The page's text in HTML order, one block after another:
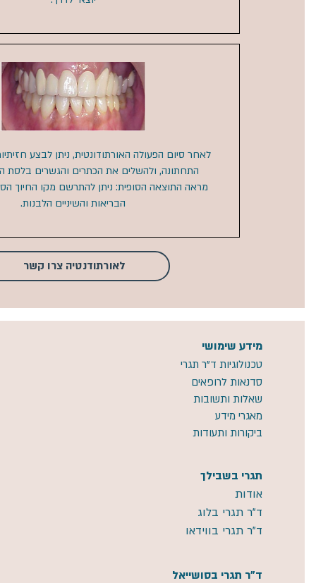
לאחר סיום הפעולה האורתודונטית, ניתן לבצע
התחתונה, ולהשלים את הכתרים והגשרים בלסת
מראה התוצאה הסופית: ניתן להתרשם מקו החיוך
הבריאות והשיניים הלבנות.​
לאורתודנטיה צרו קשר
מידע שימושי
טכנולוגיות ד"ר תגרי
סדנאות לרופאים
שאלות ותשובות
מאגרי מידע
ביקורות ותעודות
תגרי בשבילך
אודות
ד"ר תגרי בלוג
ד"ר תגרי בווידאו
ד"ר תגרי בסושייאל